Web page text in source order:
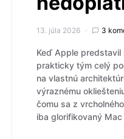
13. júla 2026 3
Keď Apple predstavil
prakticky tým celý
na vlastnú
výraznému
čomu sa z
iba glorifikovaný Mac